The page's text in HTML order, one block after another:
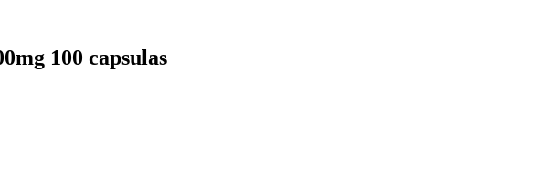
100 capsulas